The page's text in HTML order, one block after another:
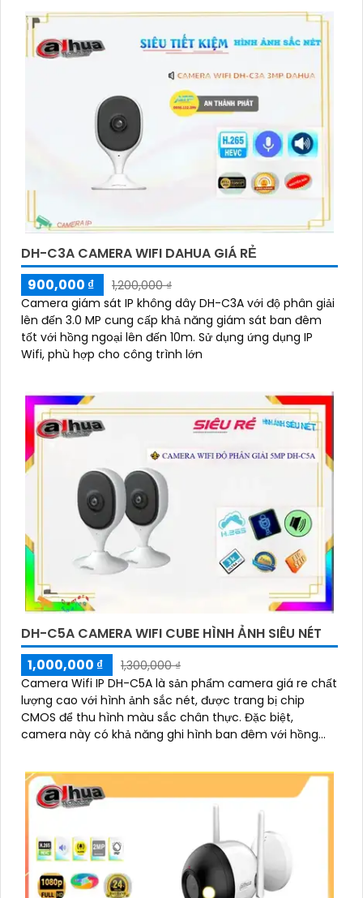
tham khảo trên các website thương mại điện tử
hoặc tại các cửa hàng điện tử.
Hy vọng rằng những thông tin trên sẽ giúp bạn chọn
lựa được Camera Dahua chính hãng, giá rẻ và chất
lượng. Nếu bạn có thêm câu hỏi hoặc cần tư vấn
thêm, đừng ngần ngại để lại Cung cấp cho công
DH-C3A CAMERA WIFI DAHUA GIÁ RẺ
900,000 ₫
1,200,000 ₫
Camera giám sát IP không dây DH-C3A với độ phân giải
lên đến 3.0 MP cung cấp khả năng giám sát ban đêm
tốt với hồng ngoại lên đến 10m. Sử dụng ứng dụng IP
Wifi, phù hợp cho công trình lớn
DH-C5A CAMERA WIFI CUBE HÌNH ẢNH SIÊU NÉT
1,000,000 ₫
1,300,000 ₫
Camera Wifi IP DH-C5A là sản phẩm camera giá re chất
lượng cao với hình ảnh sắc nét, được trang bị chip
CMOS để thu hình màu sắc chân thực. Đặc biệt,
camera này có khả năng ghi hình ban đêm với hồng